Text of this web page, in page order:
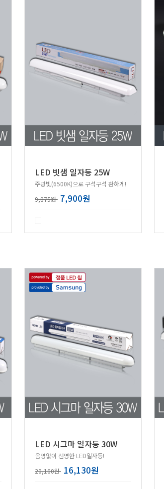
LED 빗샘 일자등 25W
주광빛(6500K)으로 구석구석 환하게!
9,875원 7,900원
LED 시그마 일자등 30W
음영없이 선명한 LED일자등!
20,160원 16,130원